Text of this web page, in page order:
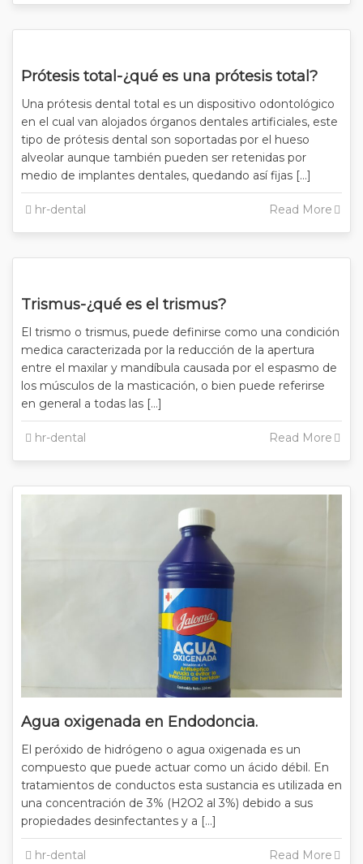
Prótesis total-¿qué es una prótesis total?
Una prótesis dental total es un dispositivo odontológico
en el cual van alojados órganos dentales artificiales, este
tipo de prótesis dental son soportadas por el hueso
alveolar aunque también pueden ser retenidas por
medio de implantes dentales, quedando así fijas […]
hr-dental Read More
Trismus-¿qué es el trismus?
El trismo o trismus, puede definirse como una condición
medica caracterizada por la reducción de la apertura
entre el maxilar y mandíbula causada por el espasmo de
los músculos de la masticación, o bien puede referirse
en general a todas las […]
hr-dental Read More
Agua oxigenada en Endodoncia.
El peróxido de hidrógeno o agua oxigenada es un
compuesto que puede actuar como un ácido débil. En
tratamientos de conductos esta sustancia es utilizada en
una concentración de 3% (H2O2 al 3%) debido a sus
propiedades desinfectantes y a […]
hr-dental Read More